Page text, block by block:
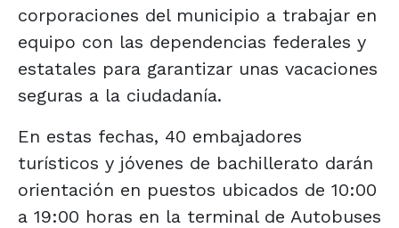
corporaciones del municipio a trabajar en
equipo con las dependencias federales y
estatales para garantizar unas vacaciones
seguras a la ciudadanía.
En estas fechas, 40 embajadores
turísticos y jóvenes de bachillerato darán
orientación en puestos ubicados de 10:00
a 19:00 horas en la terminal de Autobuses